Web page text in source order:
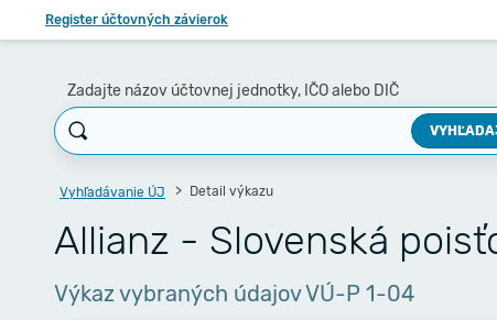
Register účtovných závierok
Zadajte názov účtovnej jednotky, IČO alebo DIČ
Vyhľadávanie ÚJ Detail výkazu
Allianz - Slovenská
Výkaz vybraných údajov VÚ-P 1-04